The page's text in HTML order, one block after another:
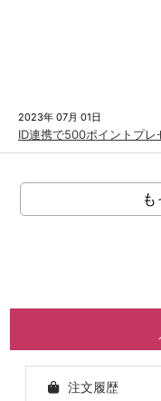
2023年 07月 01日
ID連携で500ポイントプレ
注文履歴